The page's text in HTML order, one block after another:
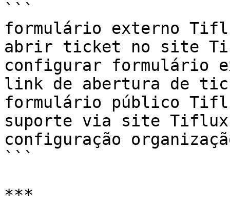
```
formulário externo
abrir ticket no site
configurar formulário
link de abertura de
formulário público
suporte via site
configuração
```